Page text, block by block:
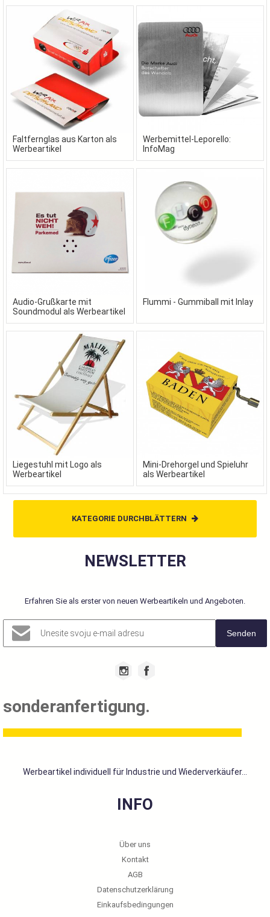
Faltfernglas aus Karton als
Werbeartikel
Werbemittel-Leporello:
InfoMag
Audio-Grußkarte mit
Soundmodul als Werbeartikel
Flummi - Gummiball mit Inlay
Liegestuhl mit Logo als
Werbeartikel
Mini-Drehorgel und Spieluhr
als Werbeartikel
KATEGORIE DURCHBLÄTTERN
NEWSLETTER
Erfahren Sie als erster von neuen Werbeartikeln und Angeboten.
Senden
sonderanfertigung.
Werbeartikel individuell für Industrie und Wiederverkäufer...
INFO
Über uns
Kontakt
AGB
Datenschutzerklärung
Einkaufsbedingungen